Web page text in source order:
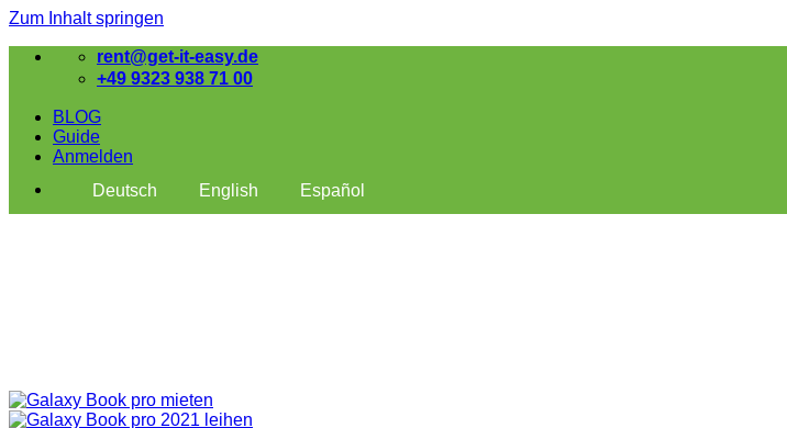
Zum Inhalt springen
rent@get-it-easy.de
+49 9323 938 71 00
BLOG
Guide
Anmelden
Deutsch
English Español